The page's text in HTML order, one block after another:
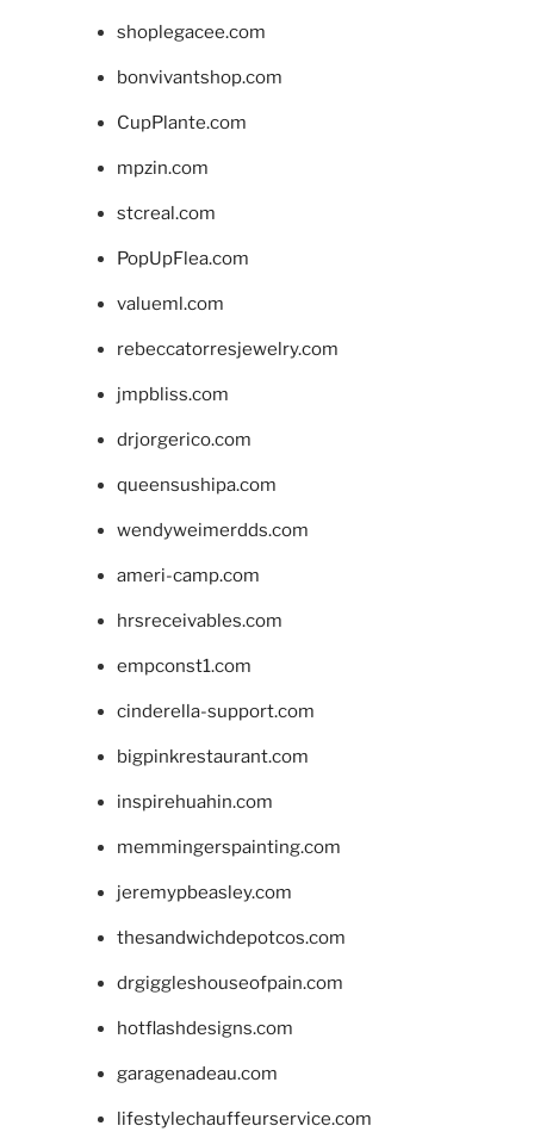
shoplegacee.com
bonvivantshop.com
CupPlante.com
mpzin.com
stcreal.com
PopUpFlea.com
valueml.com
rebeccatorresjewelry.com
jmpbliss.com
drjorgerico.com
queensushipa.com
wendyweimerdds.com
ameri-camp.com
hrsreceivables.com
empconst1.com
cinderella-support.com
bigpinkrestaurant.com
inspirehuahin.com
memmingerspainting.com
jeremypbeasley.com
thesandwichdepotcos.com
drgiggleshouseofpain.com
hotflashdesigns.com
garagenadeau.com
lifestylechauffeurservice.com